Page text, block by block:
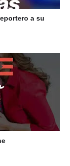
a su